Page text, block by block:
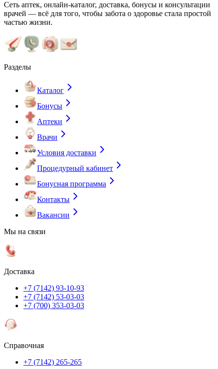
Сеть аптек, онлайн-каталог, доставка, бонусы и консультации
врачей — всё для того, чтобы забота о здоровье стала простой
частью жизни.
Разделы
Каталог
Бонусы
Аптеки
Врачи
Условия доставки
Процедурный кабинет
Бонусная программа
Контакты
Вакансии
Мы на связи
Доставка
+7 (7142) 93-10-93
+7 (7142) 53-03-03
+7 (700) 353-03-03
Справочная
+7 (7142) 265-265